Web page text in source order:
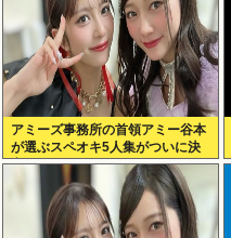
アミーズ事務所の首領アミー谷本
が選ぶスペオキ5人集がついに決
定してしまう